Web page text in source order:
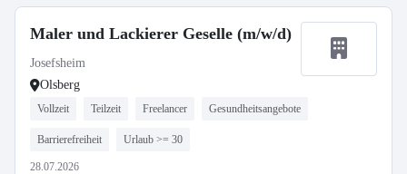
Maler und Lackierer Geselle (m/w/d)
Josefsheim
Olsberg
Vollzeit Teilzeit Freelancer Gesundheitsangebote
Barrierefreiheit Urlaub >= 30
28.07.2026